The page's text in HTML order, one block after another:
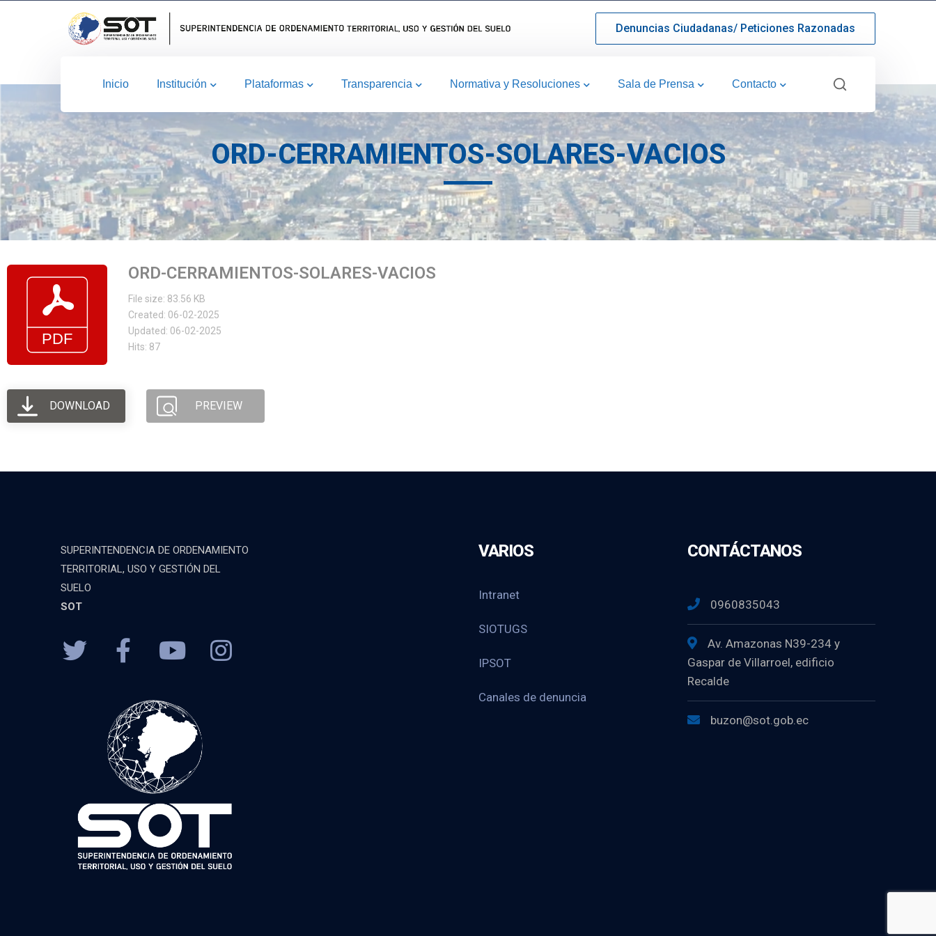
Denuncias Ciudadanas/ Peticiones Razonadas
Inicio Institución Plataformas Transparencia Normativa y Resoluciones Sala de Prensa Contacto
ORD-CERRAMIENTOS-SOLARES-VACIOS
ORD-CERRAMIENTOS-SOLARES-VACIOS
File size: 83.56 KB
Created: 06-02-2025
Updated: 06-02-2025
Hits: 87
DOWNLOAD PREVIEW
SUPERINTENDENCIA DE ORDENAMIENTO
TERRITORIAL, USO Y GESTIÓN DEL
SUELO
SOT
VARIOS
Intranet
SIOTUGS
IPSOT
Canales de denuncia
CONTÁCTANOS
0960835043
Av. Amazonas N39-234 y
Gaspar de Villarroel, edificio
Recalde
buzon@sot.gob.ec